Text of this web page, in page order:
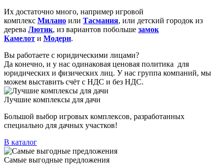
Их достаточно много, например игровой
комплекс Милано или Тасмания, или детский городок из
дерева Лютик, из вариантов побольше замок
Камелот и Модерн.
Вы работаете с юридическими лицами?
Да конечно, и у нас одинаковая ценовая политика для
юридических и физических лиц. У нас группа компаний, мы
можем выставить счёт с НДС и без НДС.
Лучшие комплексы для дачи
Большой выбор игровых комплексов, разработанных
специально для дачных участков!
В каталог
Самые выгодные предложения